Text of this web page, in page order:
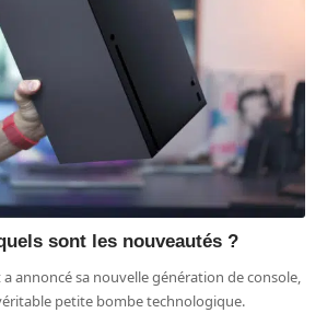
sont les nouveautés ?
annoncé sa nouvelle génération de console,
petite bombe technologique.